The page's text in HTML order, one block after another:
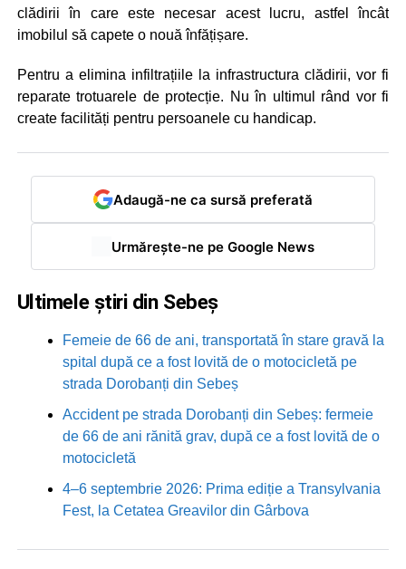
clădirii în care este necesar acest lucru, astfel încât
imobilul să capete o nouă înfățișare.
Pentru a elimina infiltrațiile la infrastructura clădirii, vor fi
reparate trotuarele de protecție. Nu în ultimul rând vor fi
create facilități pentru persoanele cu handicap.
Adaugă-ne ca sursă preferată
Urmărește-ne pe Google News
Ultimele știri din Sebeș
Femeie de 66 de ani, transportată în stare gravă la
spital după ce a fost lovită de o motocicletă pe
strada Dorobanți din Sebeș
Accident pe strada Dorobanți din Sebeș: fermeie
de 66 de ani rănită grav, după ce a fost lovită de o
motocicletă
4–6 septembrie 2026: Prima ediție a Transylvania
Fest, la Cetatea Greavilor din Gârbova